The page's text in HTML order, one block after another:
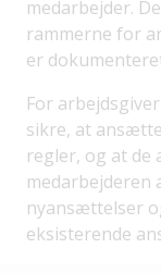
medarbejder.
rammerne for
er
For
sikre, at
regler, og at de
medarbejderen
nyansættelser
eksisterende